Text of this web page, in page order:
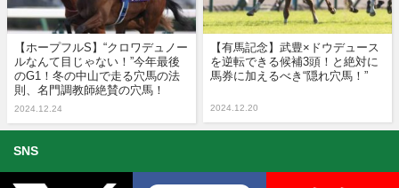
【ホープフルS】“クロワデュノー
ルなんて目じゃない！”今年最後
のG1！冬の中山で走る穴馬の法
則、名門調教師絶賛の穴馬！
2024.12.24
【有馬記念】武豊×ドウデュース
を逆転できる候補3頭！と絶対に
馬券に加えるべき“隠れ穴馬！”
2024.12.20
SNS